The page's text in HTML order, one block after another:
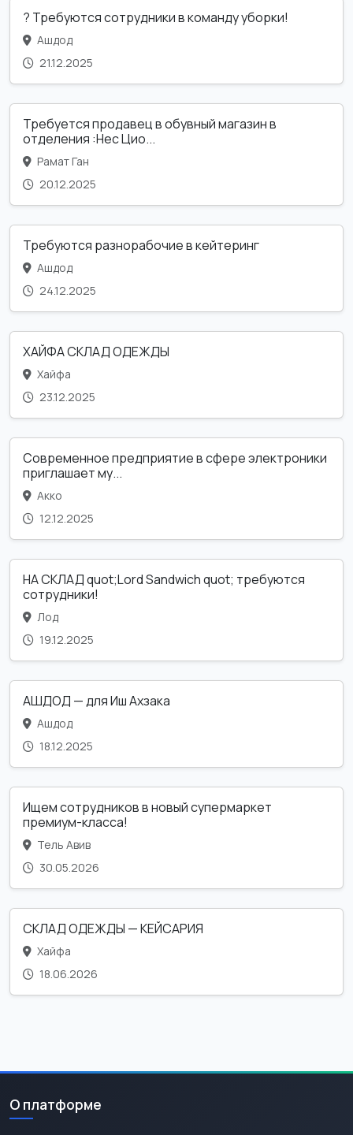
? Требуются сотрудники в команду уборки!
Ашдод
21.12.2025
Требуется продавец в обувный магазин в
отделения :Нес Цио...
Рамат Ган
20.12.2025
Требуются разнорабочие в кейтеринг
Ашдод
24.12.2025
ХАЙФА СКЛАД ОДЕЖДЫ
Хайфа
23.12.2025
Современное предприятие в сфере электроники
приглашает му...
Акко
12.12.2025
НА СКЛАД quot;Lord Sandwich quot; требуются
сотрудники!
Лод
19.12.2025
АШДОД — для Иш Ахзака
Ашдод
18.12.2025
Ищем сотрудников в новый супермаркет
премиум-класса!
Тель Авив
30.05.2026
СКЛАД ОДЕЖДЫ — КЕЙСАРИЯ
Хайфа
18.06.2026
О платформе